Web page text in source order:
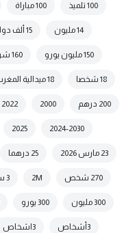
100 تلميذ 100 مباراة
14 مليون 15 ألف دولار
150 مليون يورو 160 شرطي
18 شخصا 18 ميدالية المغرب
200 درهم 2000
2022
2024-2030
2025
23 مارس 2026 25 درهما
270 شخص 2M 3 سنوات
300 مليون 300 يورو
3أشخاص 3اشخاص